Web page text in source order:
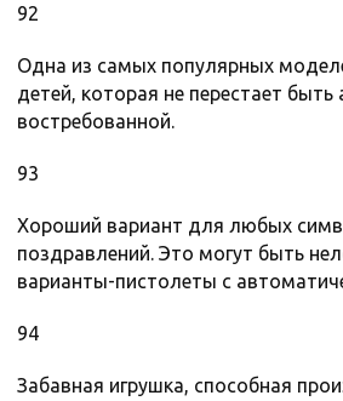
92
Одна из самых популярных
детей, которая не перестает быть
востребованной.
93
Хороший вариант для любых
поздравлений. Это могут быть
варианты-пистолеты с
94
Забавная игрушка, способная